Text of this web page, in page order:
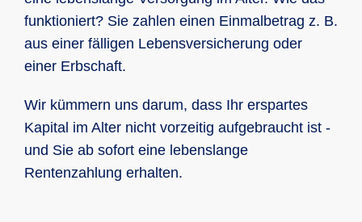
funktioniert? Sie zahlen einen Einmalbetrag z. B.
aus einer fälligen Lebensversicherung oder
einer Erbschaft.
Wir kümmern uns darum, dass Ihr erspartes
Kapital im Alter nicht vorzeitig aufgebraucht ist -
und Sie ab sofort eine lebenslange
Rentenzahlung erhalten.